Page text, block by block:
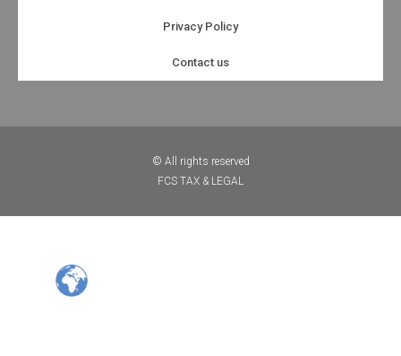
Privacy Policy
Contact us
© All rights reserved
FCS TAX & LEGAL